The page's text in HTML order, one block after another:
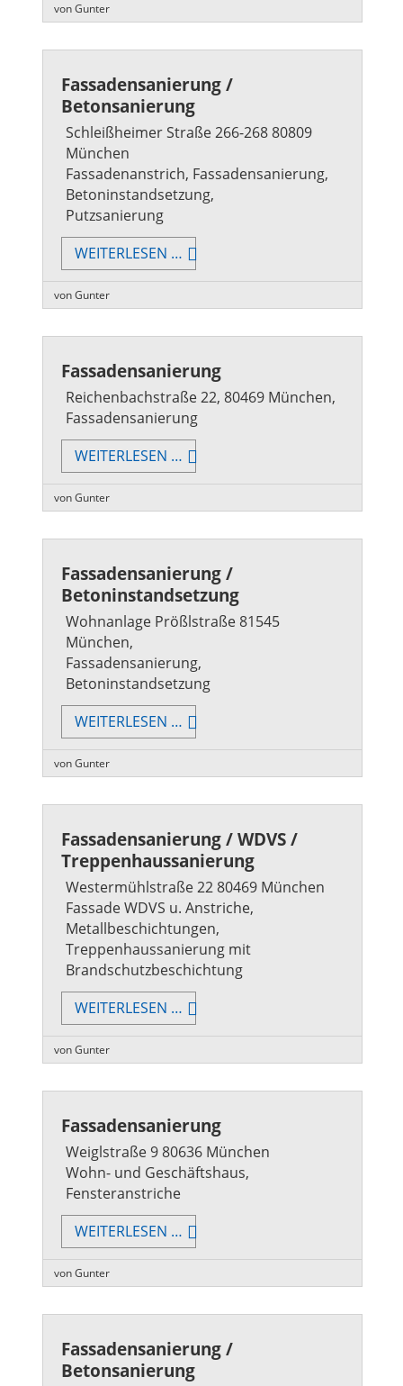
von Gunter
Fassadensanierung /
Betonsanierung
Schleißheimer Straße 266-268 80809
München
Fassadenanstrich, Fassadensanierung,
Betoninstandsetzung,
Putzsanierung
WEITERLESEN … FASSADENSANIERUNG
/
von Gunter
Fassadensanierung
Reichenbachstraße 22, 80469 München,
Fassadensanierung
WEITERLESEN … FASSADENSANIERUNG
von Gunter
Fassadensanierung /
Betoninstandsetzung
Wohnanlage Prößlstraße 81545
München,
Fassadensanierung,
Betoninstandsetzung
WEITERLESEN … FASSADENSANIERUNG
/
von Gunter
Fassadensanierung / WDVS /
Treppenhaussanierung
Westermühlstraße 22 80469 München
Fassade WDVS u. Anstriche,
Metallbeschichtungen,
Treppenhaussanierung mit
Brandschutzbeschichtung
WEITERLESEN … FASSADENSANIERUNG
/
/
TREPPENHAUSSANIERUNG
von Gunter
Fassadensanierung
Weiglstraße 9 80636 München
Wohn- und Geschäftshaus,
Fensteranstriche
WEITERLESEN … FASSADENSANIERUNG
von Gunter
Fassadensanierung /
Betonsanierung